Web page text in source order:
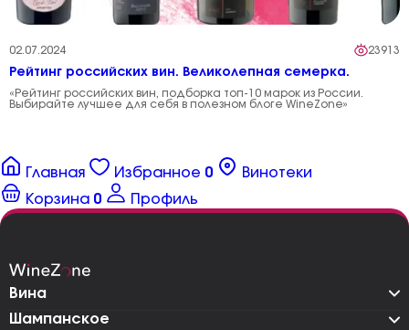
02.07.2024 23913
Рейтинг российских вин. Великолепная семерка.
«Рейтинг российских вин, подборка топ-10 марок из России.
Выбирайте лучшее для себя в полезном блоге WineZone»
Главная Избранное 0
Винотеки
Корзина 0 Профиль
Вина
Шампанское